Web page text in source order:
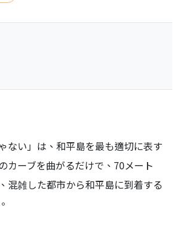
ない」は、和平島を最も適切に表す
カーブを曲がるだけで、70メート
混雑した都市から和平島に到着する